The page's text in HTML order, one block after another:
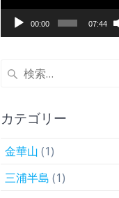
レ
ヤ
00:00 07:44
検
カテゴリー
金華山 (1)
三浦半島 (1)